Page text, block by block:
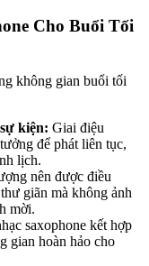
Cho Buổi Tối
không gian buổi tối
kiện: Giai điệu
để phát liên tục,
lịch.
nên được điều
giãn mà không ảnh
mời.
saxophone kết hợp
gian hoàn hảo cho